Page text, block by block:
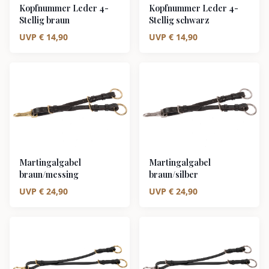
Kopfnummer Leder 4-
Stellig braun
UVP € 14,90
Kopfnummer Leder 4-
Stellig schwarz
UVP € 14,90
Martingalgabel
braun/messing
UVP € 24,90
Martingalgabel
braun/silber
UVP € 24,90